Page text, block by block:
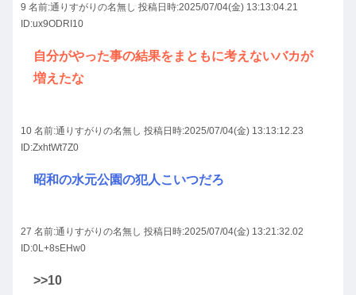
9 名前:通りすがりの名無し 投稿日時:2025/07/04(金) 13:13:04.21
ID:ux9ODRI10
自分がやった事の結果をまともに考えないバカが
増えたな
10 名前:通りすがりの名無し 投稿日時:2025/07/04(金) 13:13:12.23
ID:ZxhtWt7Z0
昭和の水元公園の犯人こいつだろ
27 名前:通りすがりの名無し 投稿日時:2025/07/04(金) 13:21:32.02
ID:0L+8sEHw0
>>10